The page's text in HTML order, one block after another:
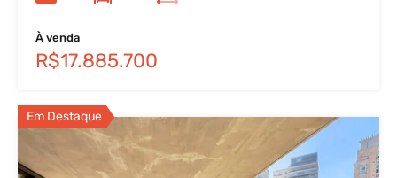
À venda
R$17.885.700
Em Destaque